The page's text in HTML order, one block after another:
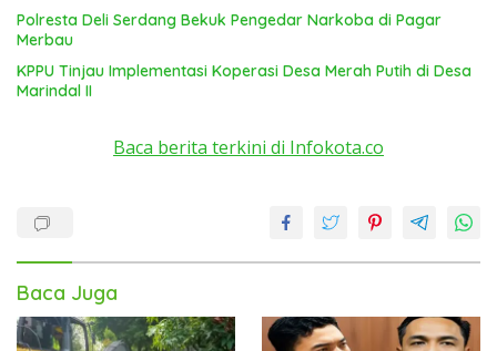
Polresta Deli Serdang Bekuk Pengedar Narkoba di Pagar
Merbau
KPPU Tinjau Implementasi Koperasi Desa Merah Putih di Desa
Marindal II
Baca berita terkini di Infokota.co
Baca Juga